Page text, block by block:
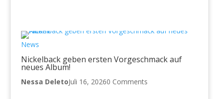
News
Nickelback geben ersten Vorgeschmack auf
neues Album!
Nessa DeletoJuli 16, 20260 Comments